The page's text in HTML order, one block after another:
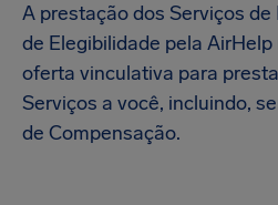
A prestação dos Serviços
de Elegibilidade pela
oferta vinculativa para
Serviços a você, incluindo,
de Compensação.